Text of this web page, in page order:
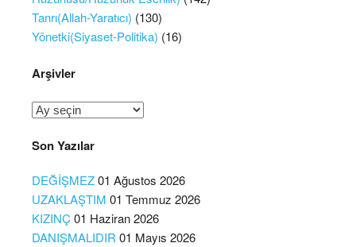
Tanrı(Allah-Yaratıcı) (130)
Yönetki(Siyaset-Politika) (16)
Arşivler
Arşivler
Son Yazılar
DEĞİŞMEZ01 Ağustos 2026
UZAKLAŞTIM 01 Temmuz 2026
KIZINÇ 01 Haziran 2026
DANIŞMALIDIR 01 Mayıs 2026